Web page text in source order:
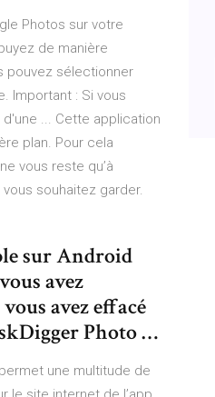
Photos sur votre
de manière
pouvez sélectionner
Important : Si vous
... Cette application
plan. Pour cela
vous reste qu’à
souhaitez garder.
sur Android
avez
avez effacé
Photo …
une multitude de